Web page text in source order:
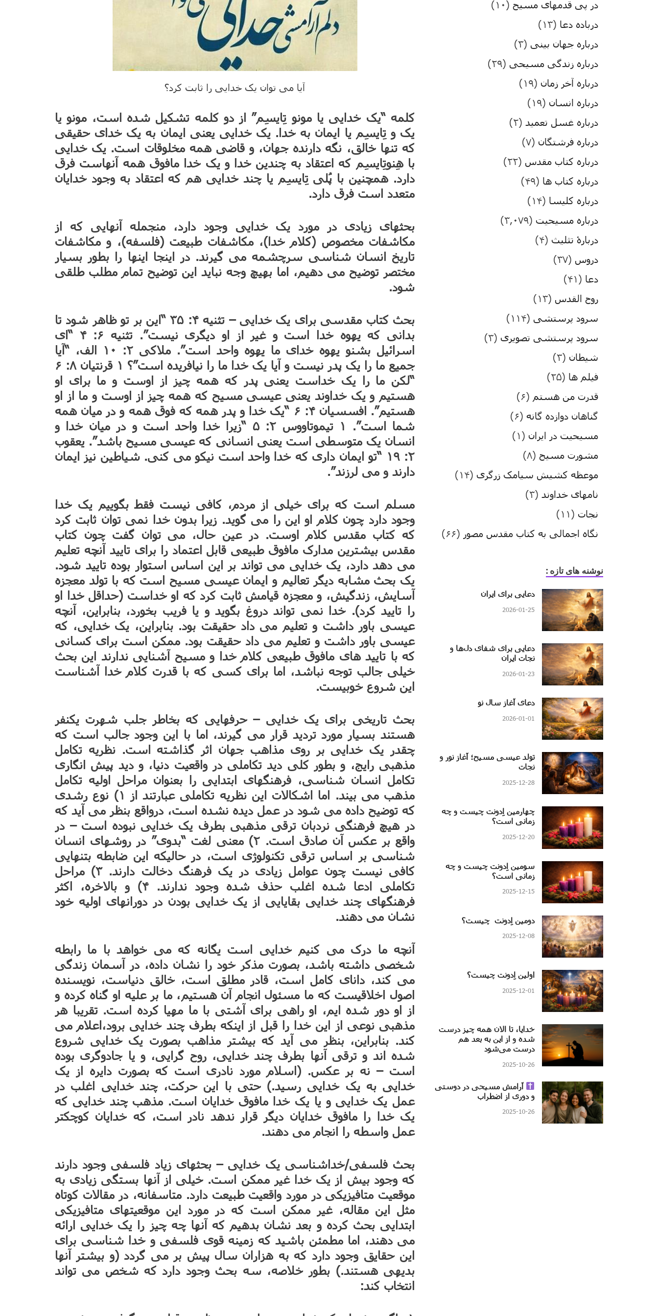
آیا می توان یک خدایی را ثابت کرد؟
کلمه “یک خدایی یا مونو تِایسِم” از دو کلمه تشکیل شده است، مونو یا
یک و تِایسِم یا ایمان به خدا. یک خدایی یعنی ایمان به یک خدای حقیقی
که تنها خالق، نگه دارنده جهان، و قاضی همه مخلوقات است. یک خدایی
با هِنوتِایسِم که اعتقاد به چندین خدا و یک خدا مافوق همه آنهاست فرق
دارد. همچنین با پُلی تِایسِم یا چند خدایی هم که اعتقاد به وجود خدایان
متعدد است فرق دارد.
بحثهای زیادی در مورد یک خدایی وجود دارد، منجمله آنهایی که از
مکاشفات مخصوص (کلام خدا)، مکاشفات طبیعت (فلسفه)، و مکاشفات
تاریخ انسان شناسی سرچشمه می گیرند. در اینجا اینها را بطور بسیار
مختصر توضیح می دهیم، اما بهیچ وجه نباید این توضیح تمام مطلب طلقی
شود.
بحث کتاب مقدسی برای یک خدایی – تثنیه ۴: ۳۵ “این بر تو ظاهر شود تا
بدانی که یهوه خدا است و غیر از او دیگری نیست”. تثنیه ۶: ۴ “ای
اسرائیل بشنو یهوه خدای ما یهوه واحد است”. ملاکی ۲: ۱۰ الف، “آیا
جمیع ما را یک پدر نیست و آیا یک خدا ما را نیافریده است”؟ ۱ قرنتیان ۸: ۶
“لکن ما را یک خداست یعنی پدر که همه چیز از اوست و ما برای او
هستیم و یک خداوند یعنی عیسی مسیح که همه چیز از اوست و ما از او
هستیم”. افسسیان ۴: ۶ “یک خدا و پدر همه که فوق همه و در میان همه
شما است”. ۱ تیموتاووس ۲: ۵ “زیرا خدا واحد است و در میان خدا و
انسان یک متوسطی است یعنی انسانی که عیسی مسیح باشد”. یعقوب
۲: ۱۹ “تو ایمان داری که خدا واحد است نیکو می کنی. شیاطین نیز ایمان
دارند و می لرزند”.
مسلم است که برای خیلی از مردم، کافی نیست فقط بگوییم یک خدا
وجود دارد چون کلام او این را می گوید. زیرا بدون خدا نمی توان ثابت کرد
که کتاب مقدس کلام اوست. در عین حال، می توان گفت چون کتاب
مقدس بیشترین مدارک مافوق طبیعی قابل اعتماد را برای تایید آنچه تعلیم
می دهد دارد، یک خدایی می تواند بر این اساس استوار بوده تایید شود.
یک بحث مشابه دیگر تعالیم و ایمان عیسی مسیح است که با تولد معجزه
آسایش، زندگیش، و معجزه قیامش ثابت کرد که او خداست (حداقل خدا او
را تایید کرد). خدا نمی تواند دروغ بگوید و یا فریب بخورد، بنابراین، آنچه
عیسی باور داشت و تعلیم می داد حقیقت بود. بنابراین، یک خدایی، که
عیسی باور داشت و تعلیم می داد حقیقت بود. ممکن است برای کسانی
که با تایید های مافوق طبیعی کلام خدا و مسیح آشنایی ندارند این بحث
خیلی جالب توجه نباشد، اما برای کسی که با قدرت کلام خدا آشناست
این شروع خوبیست.
بحث تاریخی برای یک خدایی – حرفهایی که بخاطر جلب شهرت یکنفر
هستند بسیار مورد تردید قرار می گیرند، اما با این وجود جالب است که
چقدر یک خدایی بر روی مذاهب جهان اثر گذاشته است. نظریه تکامل
مذهبی رایج، و بطور کلی دید تکاملی در واقعیت دنیا، و دید پیش انگاری
تکامل انسان شناسی، فرهنگهای ابتدایی را بعنوان مراحل اولیه تکامل
مذهب می بیند. اما اشکالات این نظریه تکاملی عبارتند از ۱) نوع رشدی
که توضیح داده می شود در عمل دیده نشده است، درواقع بنظر می آید که
در هیچ فرهنگی نردبان ترقی مذهبی بطرف یک خدایی نبوده است – در
واقع بر عکس آن صادق است. ۲) معنی لغت “بدوی” در روشهای انسان
شناسی بر اساس ترقی تکنولوژی است، در حالیکه این ضابطه بتنهایی
کافی نیست چون عوامل زیادی در یک فرهنگ دخالت دارند. ۳) مراحل
تکاملی ادعا شده اغلب حذف شده وجود ندارند. ۴) و بالاخره، اکثر
فرهنگهای چند خدایی بقایایی از یک خدایی بودن در دورانهای اولیه خود
نشان می دهند.
آنچه ما درک می کنیم خدایی است یگانه که می خواهد با ما رابطه
شخصی داشته باشد، بصورت مذکر خود را نشان داده، در آسمان زندگی
می کند، دانای کامل است، قادر مطلق است، خالق دنیاست، نویسنده
اصول اخلاقیست که ما مسئول انجام آن هستیم، ما بر علیه او گناه کرده و
از او دور شده ایم، او راهی برای آشتی با ما مهیا کرده است. تقریبا هر
مذهبی نوعی از این خدا را قبل از اینکه بطرف چند خدایی برود،اعلام می
کند. بنابراین، بنظر می آید که بیشتر مذاهب بصورت یک خدایی شروع
شده اند و ترقی آنها بطرف چند خدایی، روح گرایی، و یا جادوگری بوده
است – نه بر عکس. (اسلام مورد نادری است که بصورت دایره از یک
خدایی به یک خدایی رسید.) حتی با این حرکت، چند خدایی اغلب در
عمل یک خدایی و یا یک خدا مافوق خدایان است. مذهب چند خدایی که
یک خدا را مافوق خدایان دیگر قرار ندهد نادر است، که خدایان کوچکتر
عمل واسطه را انجام می دهند.
بحث فلسفی/خداشناسی یک خدایی – بحثهای زیاد فلسفی وجود دارند
که وجود بیش از یک خدا غیر ممکن است. خیلی از آنها بستگی زیادی به
موقعیت متافیزیکی در مورد واقعیت طبیعت دارد. متاسفانه، در مقالات کوتاه
مثل این مقاله، غیر ممکن است که در مورد این موقعیتهای متافیزیکی
ابتدایی بحث کرده و بعد نشان بدهیم که آنها چه چیز را یک خدایی ارائه
می دهند، اما مطمئن باشید که زمینه قوی فلسفی و خدا شناسی برای
این حقایق وجود دارد که به هزاران سال پیش بر می گردد (و بیشتر آنها
بدیهی هستند.) بطور خلاصه، سه بحث وجود دارد که شخص می تواند
انتخاب کند:
در پی قدمهای مسیح (۱۰)
درباده دعا (۱۳)
درباره جهان بینی (۳)
درباره زندگی مسیحی (۲۹)
درباره آخر زمان (۱۹)
درباره انسان (۱۹)
درباره غسل تعمید (۲)
درباره فرشتگان (۷)
درباره کتاب مقدس (۲۲)
درباره کتاب ها (۴۹)
درباره کلیسا (۱۴)
درباره مسیحیت (۳,۰۷۹)
دربارۀ تثلیث (۴)
دروس (۳۷)
دعا (۴۱)
روح القدس (۱۳)
سرود پرستشی (۱۱۴)
سرود پرستشی تصویری (۳)
شیطان (۳)
فیلم ها (۲۵)
قدرت من هستم (۶)
گناهان دوازده گانه (۶)
مسیحیت در ایران (۱)
مشورت مسیح (۸)
موعظه کشیش سیامک زرگری (۱۴)
نامهای خداوند (۳)
نجات (۱۱)
نگاه اجمالی به کتاب مقدس مصور (۶۶)
نوشنه های تازه :
دعایی برای ایران
2026-01-25
دعایی برای شفای دل‌ها و
نجات ایران
2026-01-23
دعای آغاز سال نو
2026-01-01
تولد عیسی مسیح؛ آغاز نور و
نجات
2025-12-28
چهارمین اِدونت چیست و چه
زمانی است؟
2025-12-20
سومین اِدونت چیست و چه
زمانی است؟
2025-12-15
دومین اِدونت چیست؟
2025-12-08
اولین اِدونت چیست؟
2025-12-01
خدایا، تا الان همه چیز درست
شده و از این به بعد هم
درست می‌شود
2025-10-26
آرامش مسیحی در دوستی
و دوری از اضطراب
2025-10-26